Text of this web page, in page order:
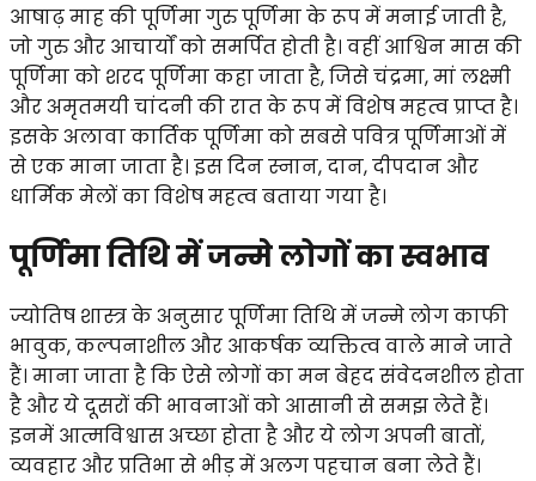
आषाढ़ माह की पूर्णिमा गुरु पूर्णिमा के रूप में मनाई जाती है,
जो गुरु और आचार्यों को समर्पित होती है। वहीं आश्विन मास की
पूर्णिमा को शरद पूर्णिमा कहा जाता है, जिसे चंद्रमा, मां लक्ष्मी
और अमृतमयी चांदनी की रात के रूप में विशेष महत्व प्राप्त है।
इसके अलावा कार्तिक पूर्णिमा को सबसे पवित्र पूर्णिमाओं में
से एक माना जाता है। इस दिन स्नान, दान, दीपदान और
धार्मिक मेलों का विशेष महत्व बताया गया है।
पूर्णिमा तिथि में जन्मे लोगों का स्वभाव
ज्योतिष शास्त्र के अनुसार पूर्णिमा तिथि में जन्मे लोग काफी
भावुक, कल्पनाशील और आकर्षक व्यक्तित्व वाले माने जाते
हैं। माना जाता है कि ऐसे लोगों का मन बेहद संवेदनशील होता
है और ये दूसरों की भावनाओं को आसानी से समझ लेते हैं।
इनमें आत्मविश्वास अच्छा होता है और ये लोग अपनी बातों,
व्यवहार और प्रतिभा से भीड़ में अलग पहचान बना लेते हैं।